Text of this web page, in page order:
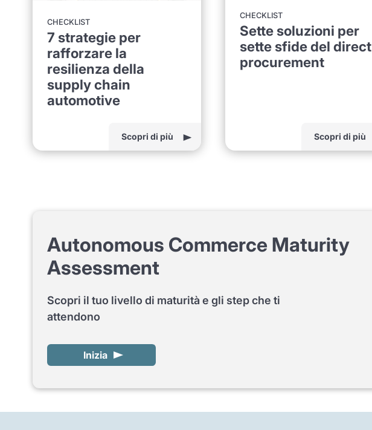
CHECKLIST
7 strategie per
rafforzare la
resilienza della
supply chain
automotive
Scopri di più
CHECKLIST
Sette soluzioni per
sette sfide del direct
procurement
Scopri di più
Autonomous Commerce Maturity
Assessment
Scopri il tuo livello di maturità e gli step che ti
attendono
Inizia